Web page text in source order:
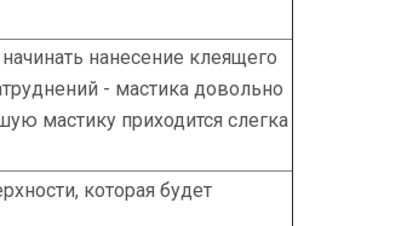
нанесение клеящего
- мастика довольно
мастику приходится слегка
которая будет